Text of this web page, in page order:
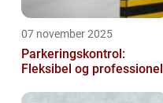
07 november 2025
Parkeringskontrol:
Fleksibel og professionel